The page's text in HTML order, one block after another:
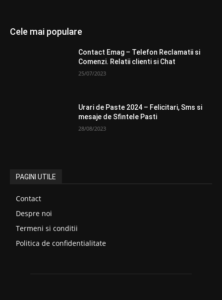
Cele mai populare
Contact Emag – Telefon Reclamatii si
Comenzi. Relatii clienti si Chat
25/07/2023
Urari de Paste 2024 – Felicitari, Sms si
mesaje de Sfintele Pasti
28/08/2023
PAGINI UTILE
Contact
Despre noi
Termeni si conditii
Politica de confidentialitate